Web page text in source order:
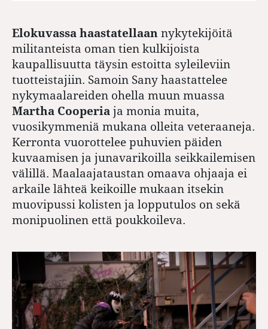
Elokuvassa haastatellaan nykytekijöitä
militanteista oman tien kulkijoista
kaupallisuutta täysin estoitta syleileviin
tuotteistajiin. Samoin Sany haastattelee
nykymaalareiden ohella muun muassa
Martha Cooperia ja monia muita,
vuosikymmeniä mukana olleita veteraaneja.
Kerronta vuorottelee puhuvien päiden
kuvaamisen ja junavarikoilla seikkailemisen
välillä. Maalaajataustan omaava ohjaaja ei
arkaile lähteä keikoille mukaan itsekin
muovipussi kolisten ja lopputulos on sekä
monipuolinen että poukkoileva.